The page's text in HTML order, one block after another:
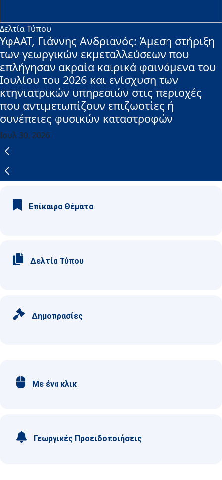
Δελτία Τύπου
ΥφΑΑΤ, Γιάννης Ανδριανός: Άμεση στήριξη
των γεωργικών εκμεταλλεύσεων που
επλήγησαν ακραία καιρικά φαινόμενα του
Ιουλίου του 2026 και ενίσχυση των
κτηνιατρικών υπηρεσιών στις περιοχές
που αντιμετωπίζουν επιζωοτίες ή
συνέπειες φυσικών καταστροφών
Ιουλ 30, 2026
Επίκαιρα Θέματα
Δελτία Τύπου
Δημοπρασίες
Με ένα κλικ
Γεωργικές Προειδοποιήσεις